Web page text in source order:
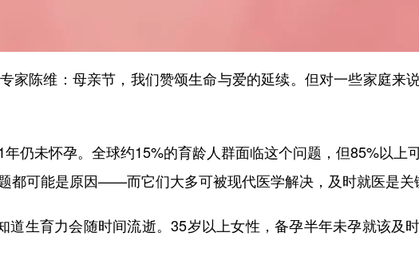
陈维：母亲节，我们赞颂生命与爱的延续。但对一些家庭来
未怀孕。全球约15%的育龄人群面临这个问题，但85%以上
都可能是原因——而它们大多可被现代医学解决，及时就医是关
生育力会随时间流逝。35岁以上女性，备孕半年未孕就该及